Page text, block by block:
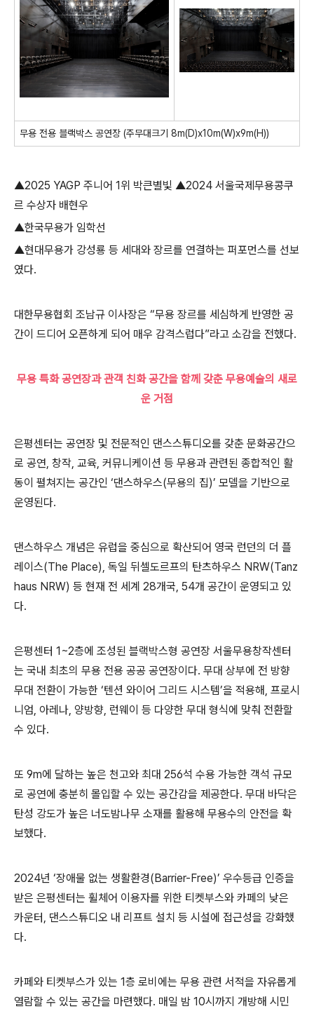
무용 전용 블랙박스 공연장 (주무대크기 8m(D)x10m(W)x9m(H))
▲2025 YAGP 주니어 1위 박큰별빛 ▲2024 서울국제무용콩쿠
르 수상자 배현우
▲한국무용가 임학선
▲현대무용가 강성룡 등 세대와 장르를 연결하는 퍼포먼스를 선보
였다.
대한무용협회 조남규 이사장은 “무용 장르를 세심하게 반영한 공
간이 드디어 오픈하게 되어 매우 감격스럽다”라고 소감을 전했다.
무용 특화 공연장과 관객 친화 공간을 함께 갖춘 무용예술의 새로
운 거점
은평센터는 공연장 및 전문적인 댄스스튜디오를 갖춘 문화공간으
로 공연, 창작, 교육, 커뮤니케이션 등 무용과 관련된 종합적인 활
동이 펼쳐지는 공간인 ‘댄스하우스(무용의 집)’ 모델을 기반으로
운영된다.
댄스하우스 개념은 유럽을 중심으로 확산되어 영국 런던의 더 플
레이스(The Place), 독일 뒤셀도르프의 탄츠하우스 NRW(Tanz
haus NRW) 등 현재 전 세계 28개국, 54개 공간이 운영되고 있
다.
은평센터 1~2층에 조성된 블랙박스형 공연장 서울무용창작센터
는 국내 최초의 무용 전용 공공 공연장이다. 무대 상부에 전 방향
무대 전환이 가능한 ‘텐션 와이어 그리드 시스템’을 적용해, 프로시
니엄, 아레나, 양방향, 런웨이 등 다양한 무대 형식에 맞춰 전환할
수 있다.
또 9m에 달하는 높은 천고와 최대 256석 수용 가능한 객석 규모
로 공연에 충분히 몰입할 수 있는 공간감을 제공한다. 무대 바닥은
탄성 강도가 높은 너도밤나무 소재를 활용해 무용수의 안전을 확
보했다.
2024년 ‘장애물 없는 생활환경(Barrier-Free)’ 우수등급 인증을
받은 은평센터는 휠체어 이용자를 위한 티켓부스와 카페의 낮은
카운터, 댄스스튜디오 내 리프트 설치 등 시설에 접근성을 강화했
다.
카페와 티켓부스가 있는 1층 로비에는 무용 관련 서적을 자유롭게
열람할 수 있는 공간을 마련했다. 매일 밤 10시까지 개방해 시민